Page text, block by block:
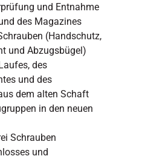
und Entnahme
des Magazines
(Handschutz,
und Abzugsbügel)
des
und des
dem alten Schaft
in den neuen
Schrauben
und